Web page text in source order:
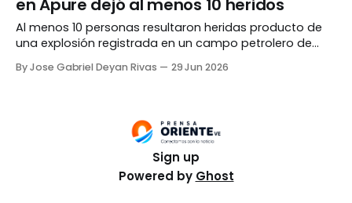
en Apure dejó al menos 10 heridos
Al menos 10 personas resultaron heridas producto de
una explosión registrada en un campo petrolero de
Páez del estado Apure, durante la tarde del domingo,
By Jose Gabriel Deyan Rivas 29 Jun 2026
Sign up
Powered by Ghost